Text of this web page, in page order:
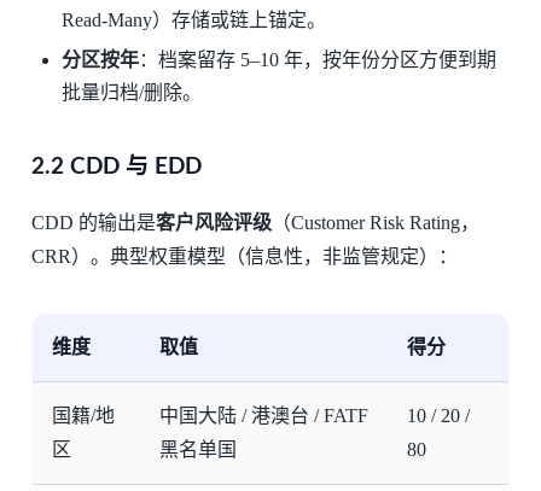
Read-Many）存储或链上锚定。
分区按年：档案留存 5–10 年，按年份分区方便到期
批量归档/删除。
2.2 CDD 与 EDD
CDD 的输出是客户风险评级（Customer Risk Rating，
CRR）。典型权重模型（信息性，非监管规定）：
维度 取值 得分
国籍/地
区
中国大陆 / 港澳台 / FATF
黑名单国
10 / 20 /
80